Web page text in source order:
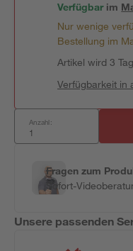
Verfügbar im
Nur wenige
Bestellung im
Artikel wird 3
Verfügbarkeit in
Anzahl:
Fragen zum
Sofort-
Unsere passenden